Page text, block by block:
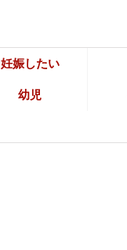
妊娠したい
幼児